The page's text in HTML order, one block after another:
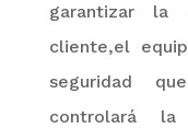
garantizar la
cliente,el
seguridad
controlará